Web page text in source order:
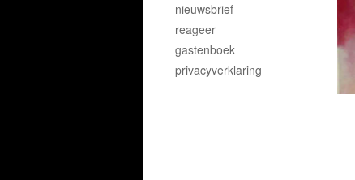
nieuwsbrief
reageer
gastenboek
privacyverklaring